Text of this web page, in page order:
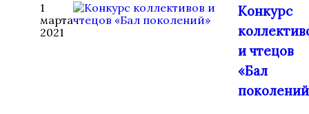
1
марта
2021
Конкурс
и чтецов
«Бал